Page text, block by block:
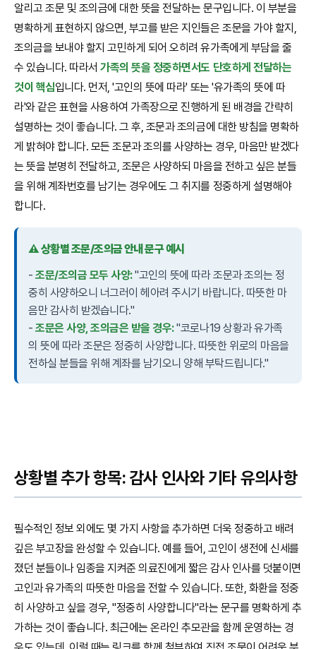
알리고 조문 및 조의금에 대한 뜻을 전달하는 문구입니다. 이 부분을
명확하게 표현하지 않으면, 부고를 받은 지인들은 조문을 가야 할지,
조의금을 보내야 할지 고민하게 되어 오히려 유가족에게 부담을 줄
수 있습니다. 따라서가족의 뜻을 정중하면서도 단호하게 전달하는
것이 핵심입니다. 먼저, '고인의 뜻에 따라' 또는 '유가족의 뜻에 따
라'와 같은 표현을 사용하여 가족장으로 진행하게 된 배경을 간략히
설명하는 것이 좋습니다. 그 후, 조문과 조의금에 대한 방침을 명확하
게 밝혀야 합니다. 모든 조문과 조의를 사양하는 경우, 마음만 받겠다
는 뜻을 분명히 전달하고, 조문은 사양하되 마음을 전하고 싶은 분들
을 위해 계좌번호를 남기는 경우에도 그 취지를 정중하게 설명해야
합니다.
⚠️ 상황별 조문/조의금 안내 문구 예시
-조문/조의금 모두 사양:"고인의 뜻에 따라 조문과 조의는 정
중히 사양하오니 너그러이 헤아려 주시기 바랍니다. 따뜻한 마
음만 감사히 받겠습니다."
-조문은 사양, 조의금은 받을 경우:"코로나19 상황과 유가족
의 뜻에 따라 조문은 정중히 사양합니다. 따뜻한 위로의 마음을
전하실 분들을 위해 계좌를 남기오니 양해 부탁드립니다."
상황별 추가 항목: 감사 인사와 기타 유의사항
필수적인 정보 외에도 몇 가지 사항을 추가하면 더욱 정중하고 배려
깊은 부고장을 완성할 수 있습니다. 예를 들어, 고인이 생전에 신세를
졌던 분들이나 임종을 지켜준 의료진에게 짧은 감사 인사를 덧붙이면
고인과 유가족의 따뜻한 마음을 전할 수 있습니다. 또한, 화환을 정중
히 사양하고 싶을 경우, "정중히 사양합니다"라는 문구를 명확하게 추
가하는 것이 좋습니다. 최근에는 온라인 추모관을 함께 운영하는 경